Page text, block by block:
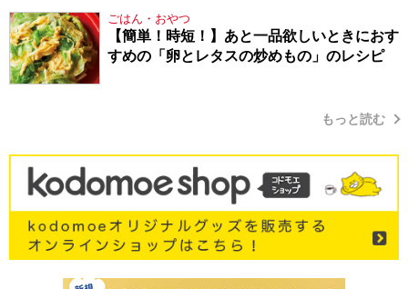
ごはん・おやつ
【簡単！時短！】あと一品欲しいときにおす
すめの「卵とレタスの炒めもの」のレシピ
もっと読む